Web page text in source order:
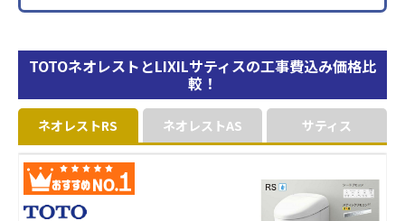
TOTOネオレストとLIXILサティスの工事費込み価格比
較！
ネオレストRS ネオレストAS サティス